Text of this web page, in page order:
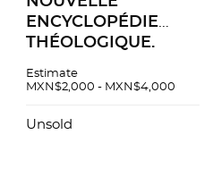
ENCYCLOPÉDIE
THÉOLOGIQUE.
Tomos I-II. Piezas: 2
Estimate
MXN$2,000 - MXN$4,000
Unsold